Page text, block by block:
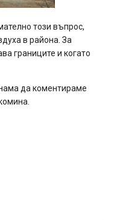
този въпрос,
в района. За
границите и когато
да коментираме